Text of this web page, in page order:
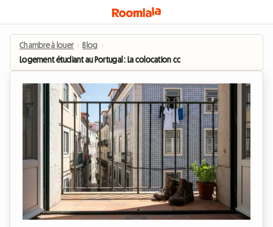
Chambre à louer › Blog ›
Logement étudiant au Portugal : La colocation comme bouclier face à la